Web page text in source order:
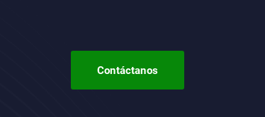
Contáctanos